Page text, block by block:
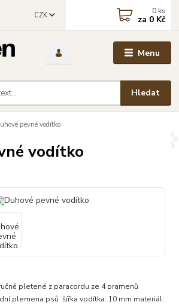
Menu
CZK
Hledat
0 ks
za 0 Kč
pevné vodítko
vodítko
pletené z paracordu ze 4 pramenů
plemena psů šířka vodítka: 10 mm materiál: